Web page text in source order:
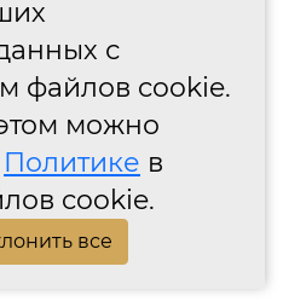
с
файлов cookie.
можно
Политике в
cookie.
все